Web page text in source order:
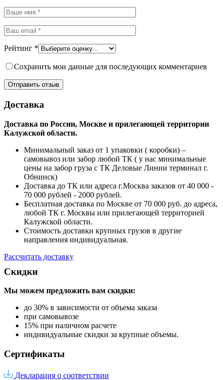
Рейтинг *
Сохранить мои данные для последующих комментариев
Доставка
Доставка по России, Москве и прилегающей территории
Калужской области.
Минимальный заказ от 1 упаковки ( коробки) –
самовывоз или забор любой ТК ( у нас минимальные
цены на забор груза с ТК Деловые Линии терминал г.
Обнинск)
Доставка до ТК или адреса г.Москва заказов от 40 000 -
70 000 рублей - 2000 рублей.
Бесплатная доставка по Москве от 70 000 руб. до адреса,
любой ТК г. Москвы или прилегающей территорией
Калужской области.
Стоимость доставки крупных грузов в другие
направления индивидуальная.
Рассчитать доставку
Скидки
Мы можем предложить вам скидки:
до 30% в зависимости от объема заказа
при самовывозе
15% при наличном расчете
индивидуальные скидки за крупные объемы.
Сертификаты
Декларация о соответствии